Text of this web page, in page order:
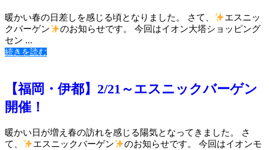
暖かい春の日差しを感じる頃となりました。 さて、
エスニッ
クバーゲン
のお知らせです。 今回はイオン大塔ショッピング
セン ...
続きを読む
【福岡・伊都】2/21～エスニックバーゲン
開催！
暖かい日が増え春の訪れを感じる陽気となってきました。 さ
て、
エスニックバーゲン
のお知らせです。 今回はイオンモ